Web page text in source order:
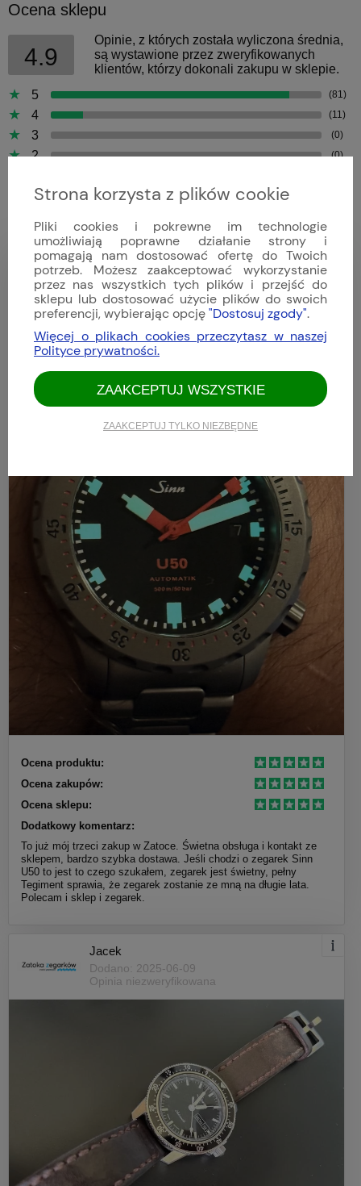
Ocena sklepu
4.9
Opinie, z których została wyliczona średnia,
są wystawione przez zweryfikowanych
klientów, którzy dokonali zakupu w sklepie.
5
(81)
4 (11)
3 (0)
2 (0)
Bartek
Dodano: 2026-04-09
Opinia zweryfikowana
Ocena produktu:
Ocena zakupów:
Ocena sklepu:
Dodatkowy komentarz:
To już mój trzeci zakup w Zatoce. Świetna obsługa i kontakt ze
sklepem, bardzo szybka dostawa. Jeśli chodzi o zegarek Sinn
U50 to jest to czego szukałem, zegarek jest świetny, pełny
Tegiment sprawia, że zegarek zostanie ze mną na długie lata.
Polecam i sklep i zegarek.
Jacek
Dodano: 2025-06-09
Opinia niezweryfikowana
Strona korzysta z plików cookie
Pliki cookies i pokrewne im technologie
umożliwiają poprawne działanie strony i
pomagają nam dostosować ofertę do Twoich
potrzeb. Możesz zaakceptować wykorzystanie
przez nas wszystkich tych plików i przejść do
sklepu lub dostosować użycie plików do swoich
preferencji, wybierając opcję"Dostosuj zgody".
Więcej o plikach cookies przeczytasz w naszej
Polityce prywatności.
ZAAKCEPTUJ TYLKO NIEZBĘDNE
ZAAKCEPTUJ WSZYSTKIE